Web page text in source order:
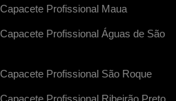
Profissional Maua
Profissional Águas de São
Profissional São Roque